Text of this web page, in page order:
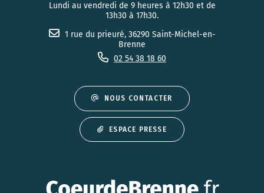
Lundi au vendredi de 9 heures à 12h30 et de
13h30 à 17h30.
1 rue du prieuré, 36290 Saint-Michel-en-
Brenne
02 54 38 18 60
NOUS CONTACTER
ESPACE PRESSE